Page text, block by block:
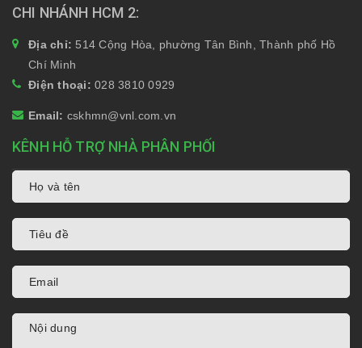
CHI NHÁNH HCM 2
Địa chỉ: 514 Cộng Hòa, phường Tân Bình, Thành phố Hồ
Chí Minh
Điện thoại: 028 3810 0929
Email: cskhmn@vnl.com.vn
KÊNH HỖ TRỢ NHÀ PHÂN PHỐI